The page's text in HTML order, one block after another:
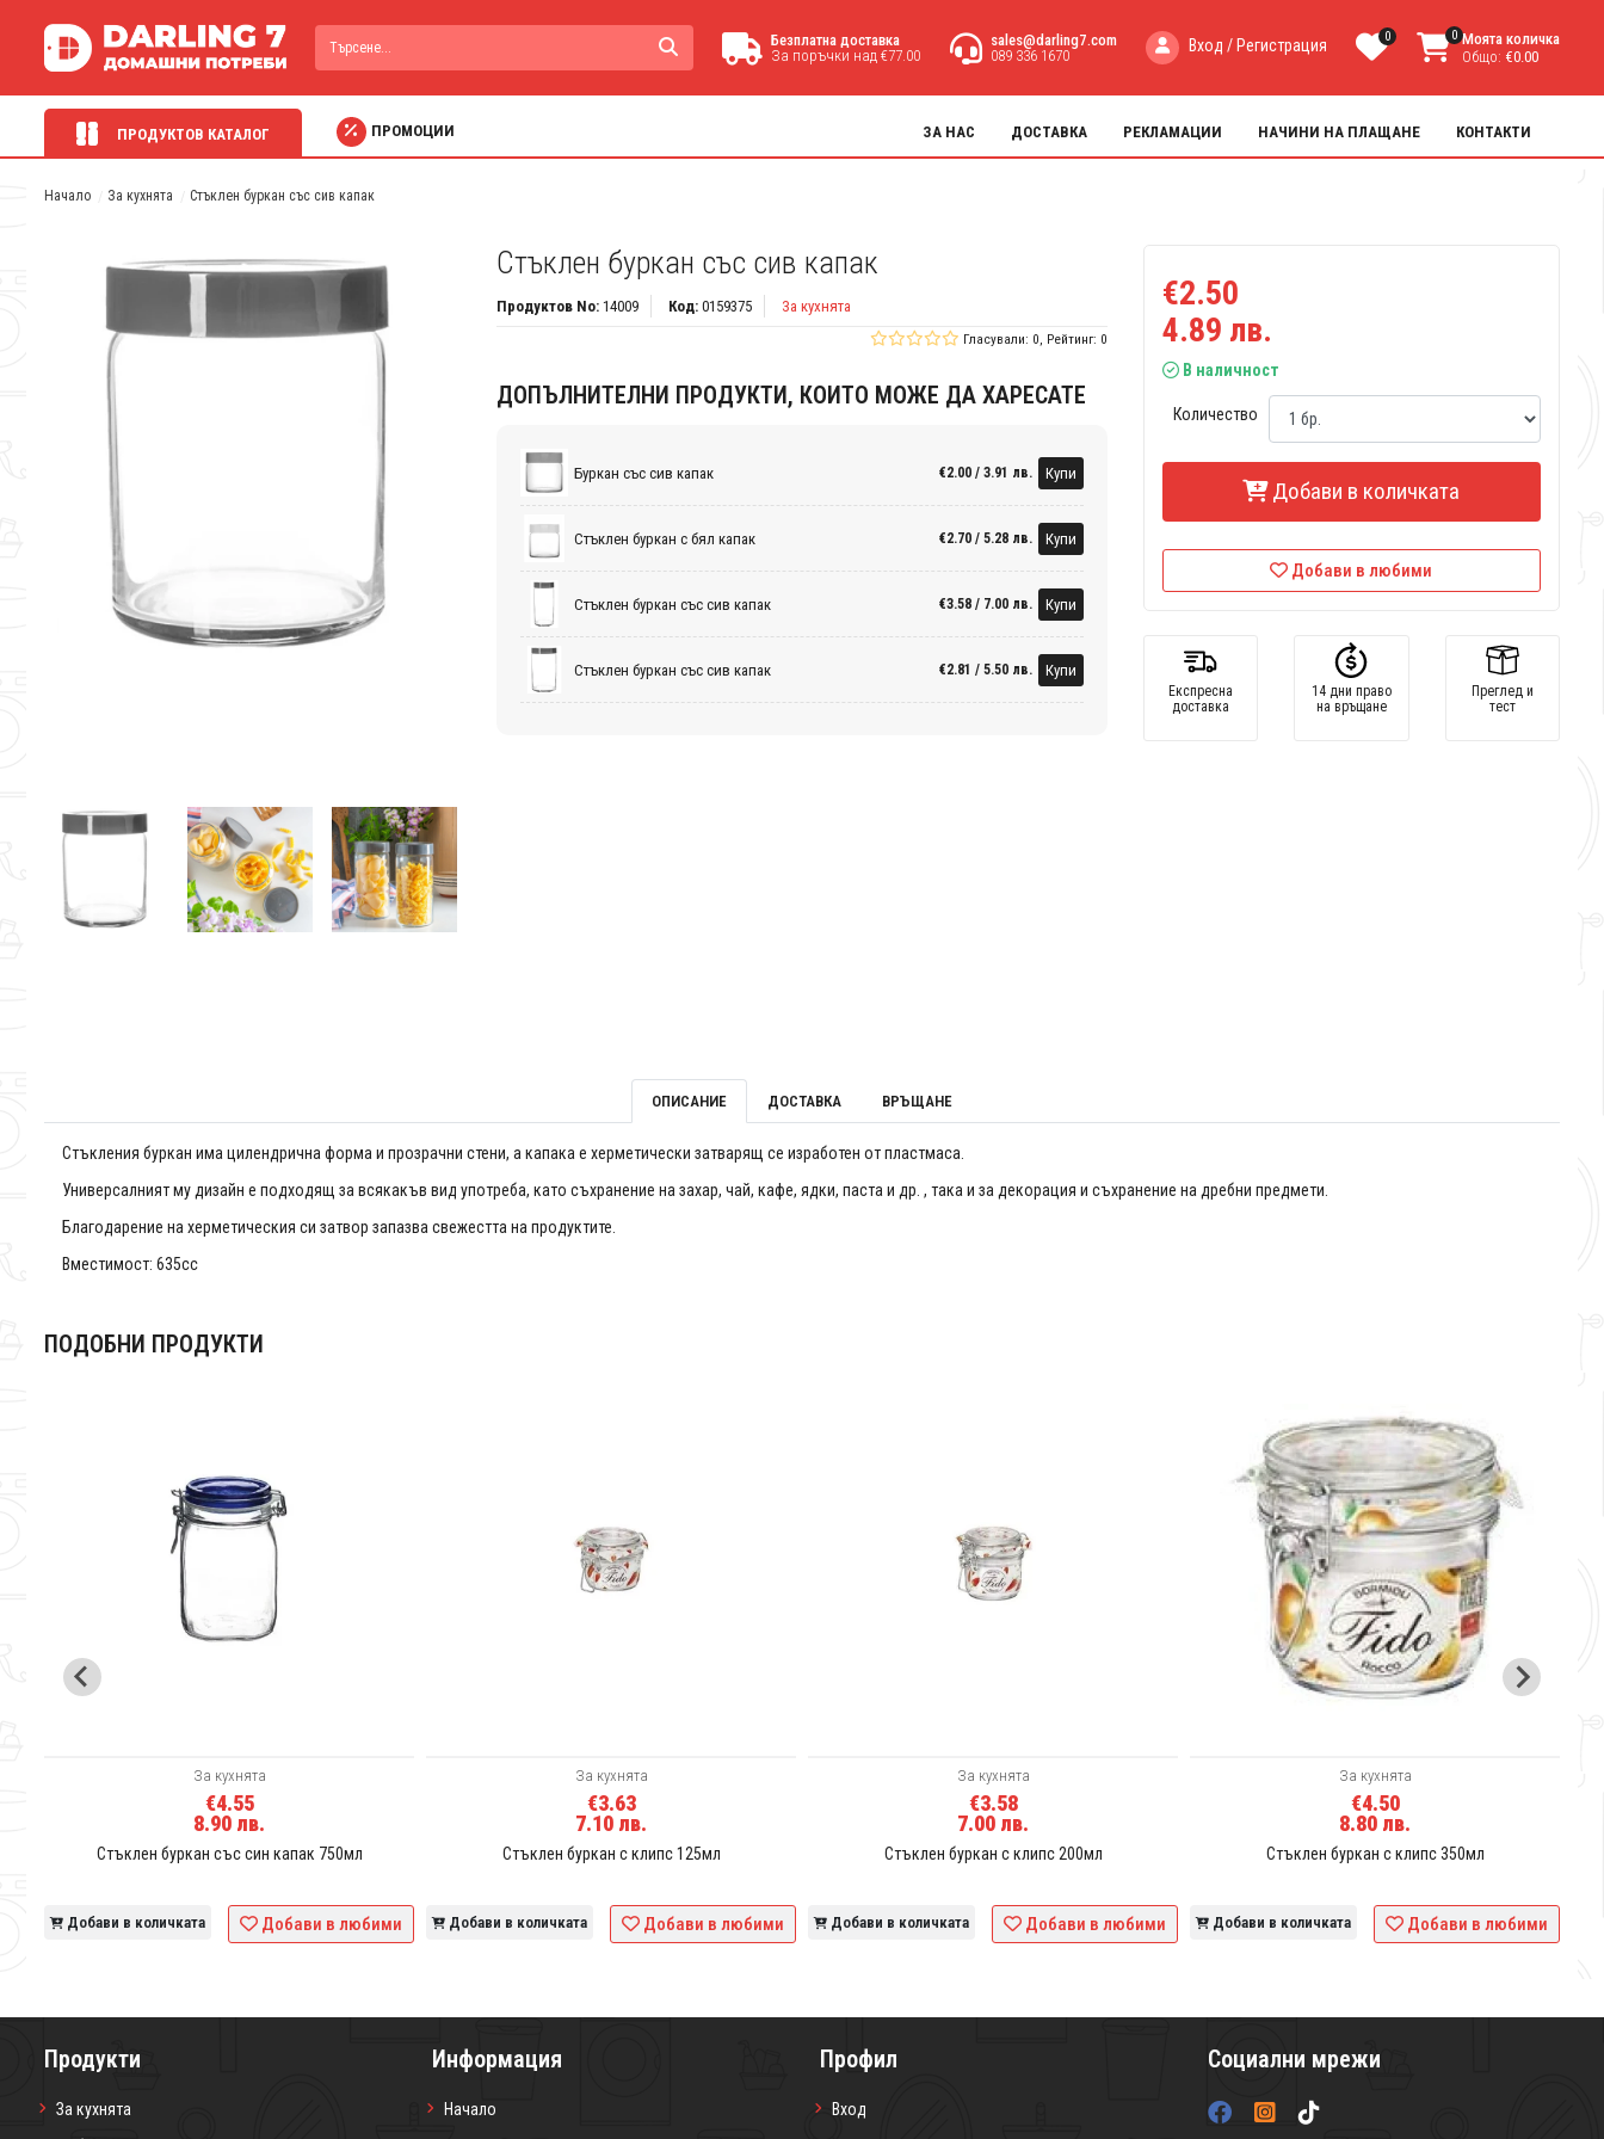
Безплатна доставка
За поръчки над €77.00
sales@darling7.com
089 336 1670
Вход / Регистрация 0 0 Моята количка
Общо: €0.00
ПРОДУКТОВ КАТАЛОГ ПРОМОЦИИ ЗА НАС ДОСТАВКА РЕКЛАМАЦИИ НАЧИНИ НА ПЛАЩАНЕ КОНТАКТИ
Начало За кухнята Стъклен буркан със сив капак
Стъклен буркан със сив капак
Продуктов No: 14009 Код: 0159375 За кухнята
Гласували: 0, Рейтинг: 0
ДОПЪЛНИТЕЛНИ ПРОДУКТИ, КОИТО МОЖЕ ДА ХАРЕСАТЕ
Буркан със сив капак €2.00 / 3.91 лв. Купи
Стъклен буркан с бял капак €2.70 / 5.28 лв. Купи
Стъклен буркан със сив капак €3.58 / 7.00 лв. Купи
Стъклен буркан със сив капак €2.81 / 5.50 лв. Купи
€2.50
4.89 лв.
В наличност
Количество
Добави в количката
Добави в любими
Експресна
доставка
14 дни право
на връщане
Преглед и
тест
ОПИСАНИЕ ДОСТАВКА ВРЪЩАНЕ
Стъкления буркан има цилендрична форма и прозрачни стени, а капака е херметически затварящ се изработен от пластмаса.
Универсалният му дизайн е подходящ за всякакъв вид употреба, като съхранение на захар, чай, кафе, ядки, паста и др. , така и за декорация и съхранение на дребни предмети.
Благодарение на херметическия си затвор запазва свежестта на продуктите.
Вместимост: 635сс
ПОДОБНИ ПРОДУКТИ
За кухнята
€4.55
8.90 лв.
Стъклен буркан със син капак 750мл
Добави в количката Добави в любими
За кухнята
€3.63
7.10 лв.
Стъклен буркан с клипс 125мл
Добави в количката Добави в любими
За кухнята
€3.58
7.00 лв.
Стъклен буркан с клипс 200мл
Добави в количката Добави в любими
За кухнята
€4.50
8.80 лв.
Стъклен буркан с клипс 350мл
Добави в количката Добави в любими
Продукти
За кухнята
Информация
Начало
Профил
Вход
Социални мрежи